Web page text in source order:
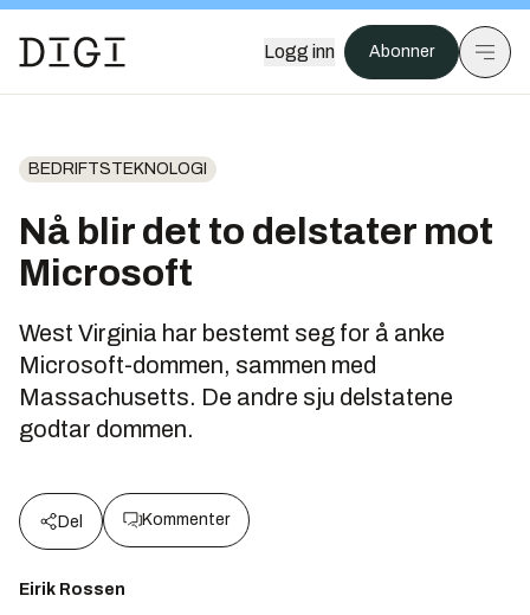
Logg inn Abonner
BEDRIFTSTEKNOLOGI
Nå blir det to delstater mot
Microsoft
West Virginia har bestemt seg for å anke
Microsoft-dommen, sammen med
Massachusetts. De andre sju delstatene
godtar dommen.
Del Kommenter
Eirik Rossen